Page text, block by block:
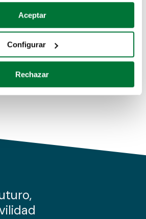
quisiéramos:
sobre su ubicación geográfica
analizándolo activamente
específicas (huellas
sobre cómo se procesan sus
que haga del sitio web con
redes sociales, publicidad y análisis
Aceptar
Configurar
Rechazar
mano